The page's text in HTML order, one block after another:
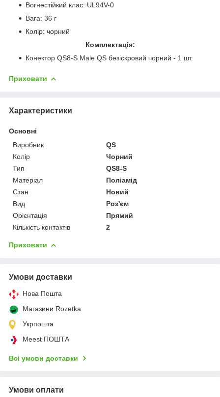
Вогнестійкий клас: UL94V-0
Вага: 36 г
Колір: чорний
Комплектація:
Конектор QS8-S Male QS безіскровий чорний - 1 шт.
Приховати
Характеристики
Основні
Виробник
QS
Колір
Чорний
Тип
QS8-S
Матеріал
Поліамід
Стан
Новий
Вид
Роз'єм
Орієнтація
Прямий
Кількість контактів
2
Приховати
Умови доставки
Нова Пошта
Магазини Rozetka
Укрпошта
Meest ПОШТА
Всі умови доставки
Умови оплати